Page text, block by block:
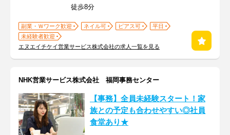
徒歩8分
副業・Ｗワーク歓迎 ネイル可 ピアス可
平日
未経験者歓迎
エヌエイチケイ営業サービス株式会社の求人一覧を見る
NHK営業サービス株式会社 福岡事務センター
【事務】全員未経験スタート！家
族との予定も合わせやすい◎社員
食堂あり★